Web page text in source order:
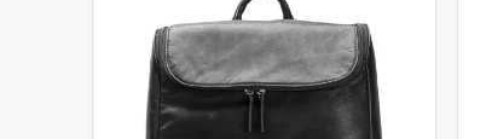
Add to
wishlist